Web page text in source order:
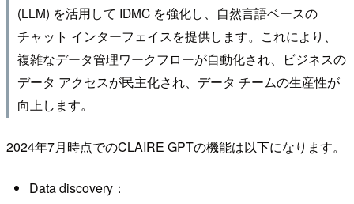
(LLM) を活用して IDMC を強化し、自然言語ベースの
チャット インターフェイスを提供します。これにより、
複雑なデータ管理ワークフローが自動化され、ビジネスの
データ アクセスが民主化され、データ チームの生産性が
向上します。
2024年7月時点でのCLAIRE GPTの機能は以下になります。
Data discovery：